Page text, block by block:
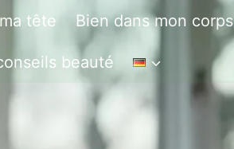
tête Bien dans mon corps
beauté